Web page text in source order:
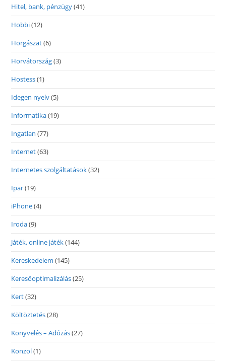
Hitel, bank, pénzügy(41)
Hobbi(12)
Horgászat(6)
Horvátország(3)
Hostess(1)
Idegen nyelv(5)
Informatika(19)
Ingatlan (77)
Internet(63)
Internetes szolgáltatások(32)
Ipar(19)
iPhone(4)
Iroda(9)
Játék, online játék(144)
Kereskedelem (145)
Keresőoptimalizálás(25)
Kert(32)
Költöztetés(28)
Könyvelés – Adózás(27)
Konzol(1)